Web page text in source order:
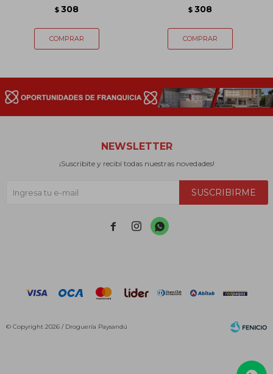
$ 308 $ 308
NEWSLETTER
¡Suscribite y recibí todas nuestras novedades!
SUSCRIBIRME
  
© Copyright 2026 / Droguería Paysandú